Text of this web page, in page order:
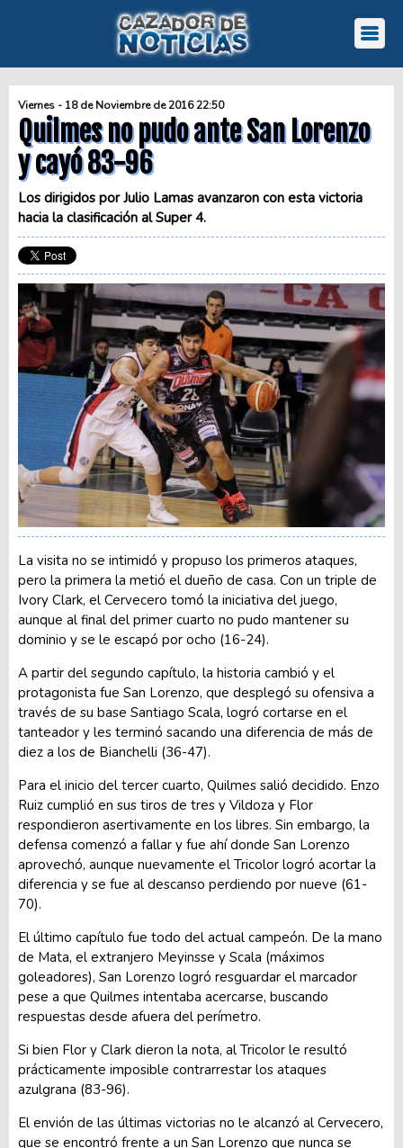
Viernes - 18 de Noviembre de 2016 22:50
Quilmes no pudo ante San Lorenzo
y cayó 83-96
Los dirigidos por Julio Lamas avanzaron con esta victoria
hacia la clasificación al Super 4.
La visita no se intimidó y propuso los primeros ataques,
pero la primera la metió el dueño de casa. Con un triple de
Ivory Clark, el Cervecero tomó la iniciativa del juego,
aunque al final del primer cuarto no pudo mantener su
dominio y se le escapó por ocho (16-24).
A partir del segundo capítulo, la historia cambió y el
protagonista fue San Lorenzo, que desplegó su ofensiva a
través de su base Santiago Scala, logró cortarse en el
tanteador y les terminó sacando una diferencia de más de
diez a los de Bianchelli (36-47).
Para el inicio del tercer cuarto, Quilmes salió decidido. Enzo
Ruiz cumplió en sus tiros de tres y Vildoza y Flor
respondieron asertivamente en los libres. Sin embargo, la
defensa comenzó a fallar y fue ahí donde San Lorenzo
aprovechó, aunque nuevamente el Tricolor logró acortar la
diferencia y se fue al descanso perdiendo por nueve (61-
70).
El último capítulo fue todo del actual campeón. De la mano
de Mata, el extranjero Meyinsse y Scala (máximos
goleadores), San Lorenzo logró resguardar el marcador
pese a que Quilmes intentaba acercarse, buscando
respuestas desde afuera del perímetro.
Si bien Flor y Clark dieron la nota, al Tricolor le resultó
prácticamente imposible contrarrestar los ataques
azulgrana (83-96).
El envión de las últimas victorias no le alcanzó al Cervecero,
que se encontró frente a un San Lorenzo que nunca se